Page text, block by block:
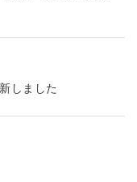
しました